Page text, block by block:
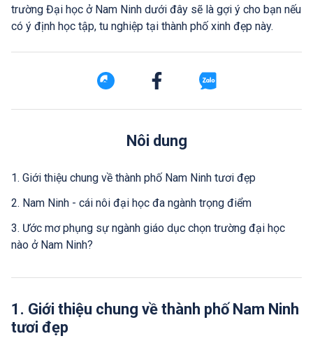
trường Đại học ở Nam Ninh dưới đây sẽ là gợi ý cho bạn nếu
có ý định học tập, tu nghiệp tại thành phố xinh đẹp này.
Nôi dung
1. Giới thiệu chung về thành phố Nam Ninh tươi đẹp
2. Nam Ninh - cái nôi đại học đa ngành trọng điểm
3. Ước mơ phụng sự ngành giáo dục chọn trường đại học
nào ở Nam Ninh?
1. Giới thiệu chung về thành phố Nam Ninh
tươi đẹp